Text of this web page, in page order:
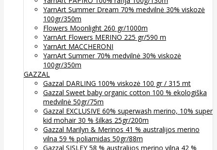
YarnArt Summer Dream 70% medvilnė 30% viskozė
100gr/350m
Flowers Moonlight 260 gr/1000m
YarnArt Flowers MERINO 225 gr/590 m
YarnArt MACCHERONI
YarnArt Summer 70% medvilnė 30% viskozė
100gr/350m
GAZZAL
Gazzal DARLING 100% viskozė 100 gr / 315 mt
Gazzal Sweet baby organic cotton 100 % ekologiška
medvilnė 50gr/75m
Gazzal EXCLUSIVE 60% superwash merino, 10% super
kid mohair 30 % šilkas 25gr/200m
Gazzal Marilyn & Merinos 41 % australijos merino
vilna 59 % poliamidas 50gr/88m
Gazzal SISLEY 58 % australijos merino vilna 42 %